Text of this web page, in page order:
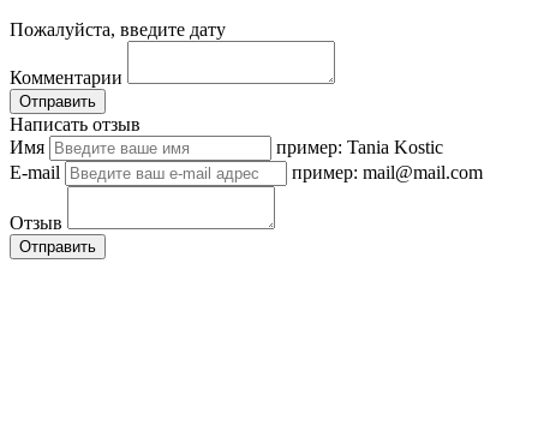
Пожалуйста, введите дату
Комментарии
Отправить
Написать отзыв
Имя
пример: Tania Kostic
E-mail
пример: mail@mail.com
Отзыв
Отправить